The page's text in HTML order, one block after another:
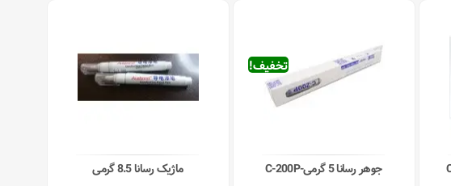
تخفیف!
جوهر رسانا 5 گرمی-C-200P ماژیک رسانا 8.5 گرمی